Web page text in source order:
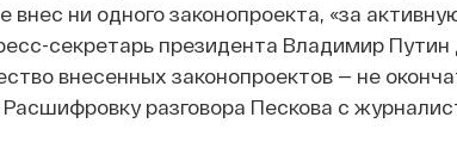
внес ни одного законопроекта, «за
секретарь президента Владимир
внесенных законопроектов — не
разговора Пескова с